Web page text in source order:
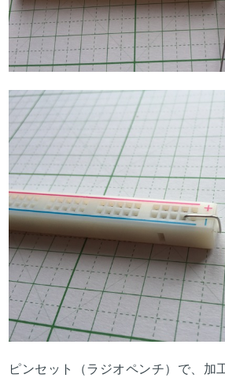
ピンセット（ラジオペンチ）で、加